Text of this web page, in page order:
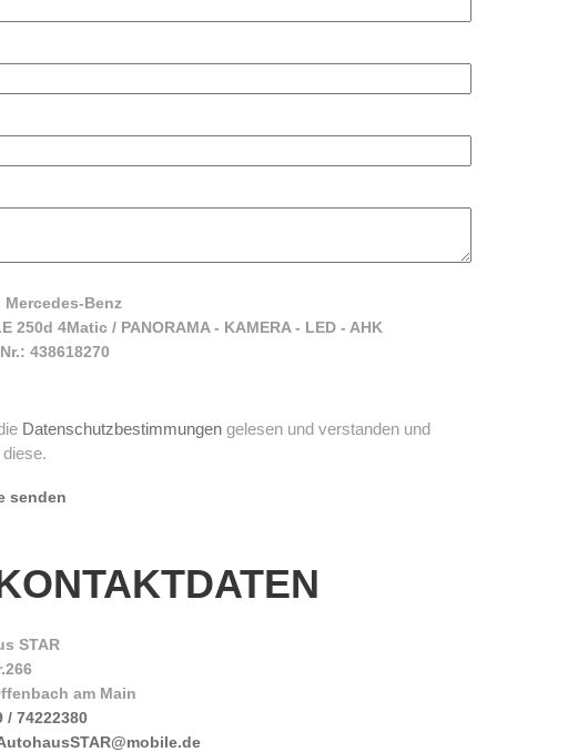
Mercedes-Benz
250d 4Matic / PANORAMA - KAMERA - LED - AHK
438618270
Datenschutzbestimmungen gelesen und verstanden und
senden
STAR
am Main
/ 74222380